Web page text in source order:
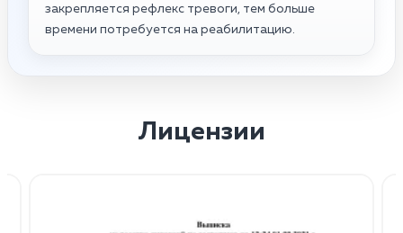
закрепляется рефлекс тревоги, тем больше
времени потребуется на реабилитацию.
Лицензии